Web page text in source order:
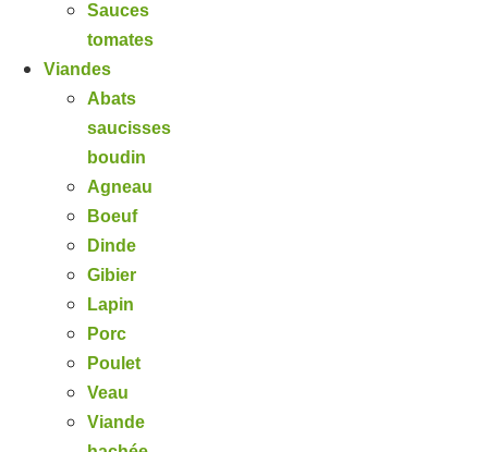
Sauces
tomates
Viandes
Abats
saucisses
boudin
Agneau
Boeuf
Dinde
Gibier
Lapin
Porc
Poulet
Veau
Viande